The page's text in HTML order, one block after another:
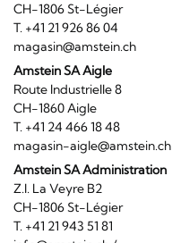
CH-1806 St-Légier
T. +41 21 926 86 04
magasin@amstein.ch
Amstein SA Aigle
Route Industrielle 8
CH-1860 Aigle
T. +41 24 466 18 48
magasin-aigle@amstein.ch
Amstein SA Administration
Z.I. La Veyre B2
CH-1806 St-Légier
T. +41 21 943 51 81